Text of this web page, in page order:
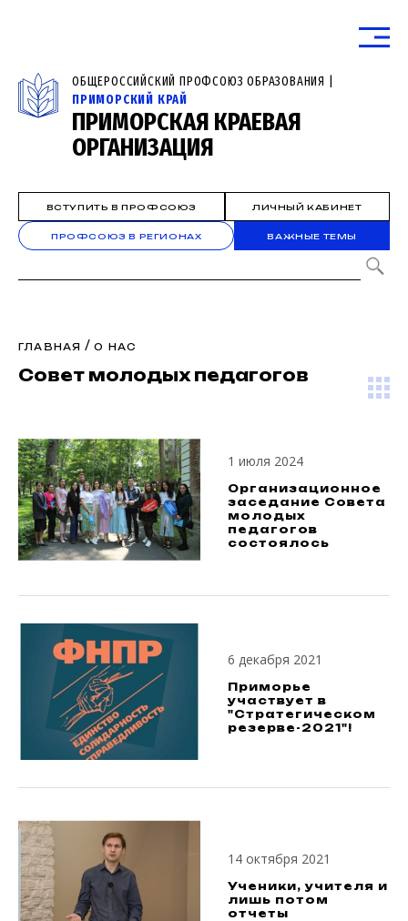
ОБЩЕРОССИЙСКИЙ ПРОФСОЮЗ ОБРАЗОВАНИЯ |
ПРИМОРСКИЙ КРАЙ
ПРИМОРСКАЯ КРАЕВАЯ
ОРГАНИЗАЦИЯ
ВСТУПИТЬ В ПРОФСОЮЗ ЛИЧНЫЙ КАБИНЕТ
ПРОФСОЮЗ В РЕГИОНАХ ВАЖНЫЕ ТЕМЫ
ГЛАВНАЯ /О НАС
Совет молодых педагогов
1 июля 2024
Организационное
заседание Совета
молодых
педагогов
состоялось
6 декабря 2021
Приморье
участвует в
"Стратегическом
резерве-2021"!
14 октября 2021
Ученики, учителя и
лишь потом
отчеты